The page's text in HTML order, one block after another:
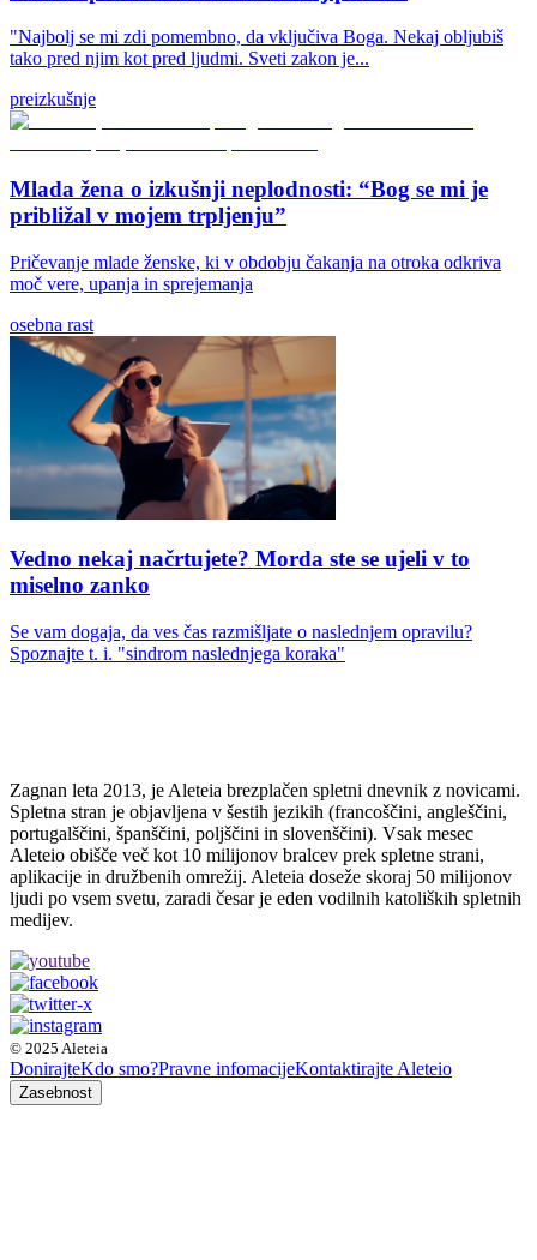
"Najbolj se mi zdi pomembno, da vključiva Boga. Nekaj obljubiš
tako pred njim kot pred ljudmi. Sveti zakon je...
preizkušnje
Mlada žena o izkušnji neplodnosti: “Bog se mi je
približal v mojem trpljenju”
Pričevanje mlade ženske, ki v obdobju čakanja na otroka odkriva
moč vere, upanja in sprejemanja
osebna rast
Vedno nekaj načrtujete? Morda ste se ujeli v to
miselno zanko
Se vam dogaja, da ves čas razmišljate o naslednjem opravilu?
Spoznajte t. i. "sindrom naslednjega koraka"
Zagnan leta 2013, je Aleteia brezplačen spletni dnevnik z novicami.
Spletna stran je objavljena v šestih jezikih (francoščini, angleščini,
portugalščini, španščini, poljščini in slovenščini). Vsak mesec
Aleteio obišče več kot 10 milijonov bralcev prek spletne strani,
aplikacije in družbenih omrežij. Aleteia doseže skoraj 50 milijonov
ljudi po vsem svetu, zaradi česar je eden vodilnih katoliških spletnih
medijev.
© 2025 Aleteia
DonirajteKdo smo?Pravne infomacijeKontaktirajte Aleteio
Zasebnost